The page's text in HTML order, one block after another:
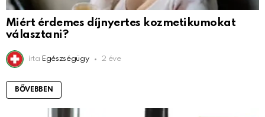
Miért érdemes díjnyertes kozmetikumokat
választani?
írta Egészségügy 2 éve
BŐVEBBEN